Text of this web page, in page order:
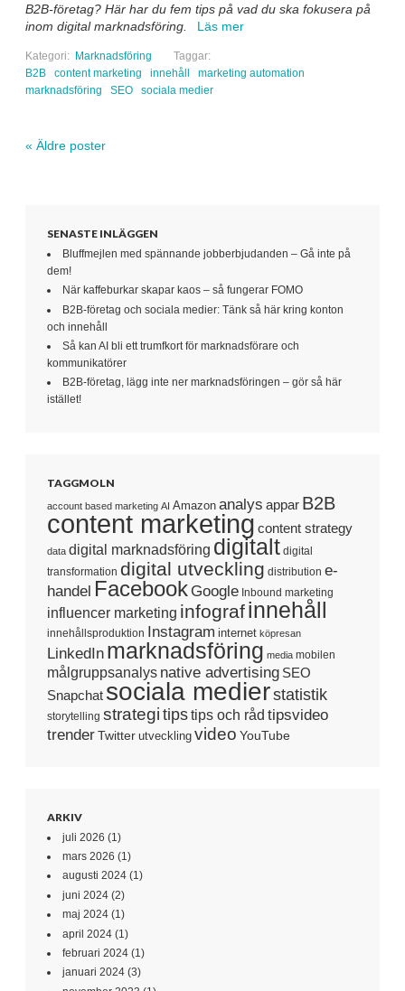
B2B-företag? Här har du fem tips på vad du ska fokusera på
inom digital marknadsföring.
Läs mer
Kategori: Marknadsföring
Taggar:
B2B
content marketing innehåll
marketing automation
marknadsföring
SEO sociala medier
« Äldre poster
SENASTE INLÄGGEN
Bluffmejlen med spännande jobberbjudanden – Gå inte på
dem!
När kaffeburkar skapar kaos – så fungerar FOMO
B2B-företag och sociala medier: Tänk så här kring konton
och innehåll
Så kan AI bli ett trumfkort för marknadsförare och
kommunikatörer
B2B-företag, lägg inte ner marknadsföringen – gör så här
istället!
TAGGMOLN
account based marketing AI Amazon analys appar B2B
content marketing content strategy
data digital marknadsföring digitalt digital
transformation digital utveckling distribution e-
handel Facebook Google Inbound marketing
influencer marketing infografinnehåll
innehållsproduktion Instagram internet köpresan
LinkedIn marknadsföring media mobilen
målgruppsanalys native advertising SEO
Snapchat sociala medierstatistik
storytelling strategi tipstips och råd tipsvideo
trenderTwitter utveckling video YouTube
ARKIV
juli 2026 (1)
mars 2026 (1)
augusti 2024 (1)
juni 2024 (2)
maj 2024 (1)
april 2024 (1)
februari 2024 (1)
januari 2024 (3)